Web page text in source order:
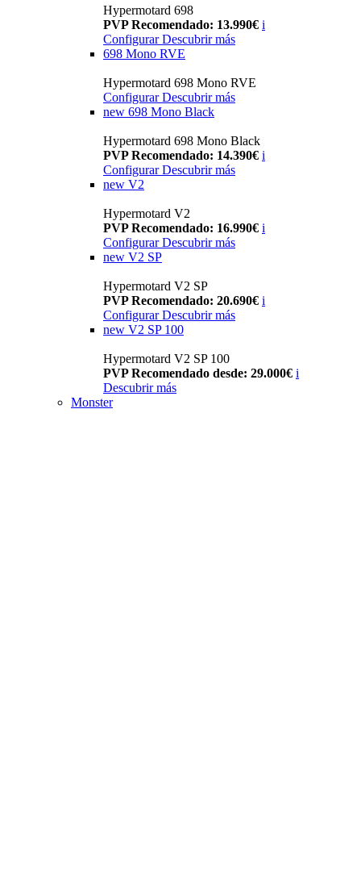
Hypermotard 698
PVP Recomendado: 13.990€ i
ConfigurarDescubrir más
698 Mono RVE
Hypermotard 698 Mono RVE
Configurar Descubrir más
new 698 Mono Black
Hypermotard 698 Mono Black
PVP Recomendado: 14.390€ i
Configurar Descubrir más
new V2
Hypermotard V2
PVP Recomendado: 16.990€ i
Configurar Descubrir más
new V2 SP
Hypermotard V2 SP
PVP Recomendado: 20.690€ i
Configurar Descubrir más
new V2 SP 100
Hypermotard V2 SP 100
PVP Recomendado desde: 29.000€ i
Descubrir más
Monster